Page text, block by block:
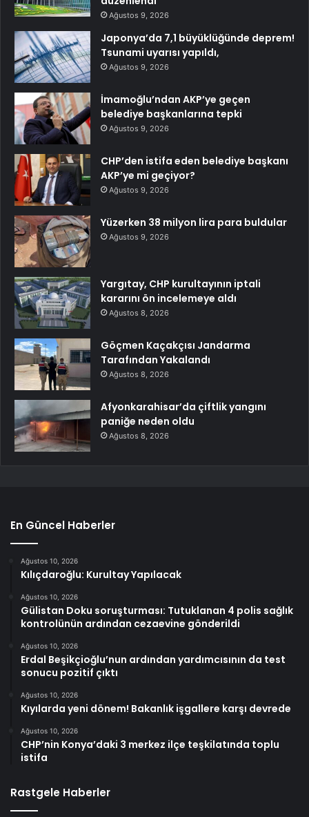
Ağustos 9, 2026
Japonya’da 7,1 büyüklüğünde deprem!
Tsunami uyarısı yapıldı,
Ağustos 9, 2026
İmamoğlu’ndan AKP’ye geçen
belediye başkanlarına tepki
Ağustos 9, 2026
CHP’den istifa eden belediye başkanı
AKP’ye mi geçiyor?
Ağustos 9, 2026
Yüzerken 38 milyon lira para buldular
Ağustos 9, 2026
Yargıtay, CHP kurultayının iptali
kararını ön incelemeye aldı
Ağustos 8, 2026
Göçmen Kaçakçısı Jandarma
Tarafından Yakalandı
Ağustos 8, 2026
Afyonkarahisar’da çiftlik yangını
paniğe neden oldu
Ağustos 8, 2026
En Güncel Haberler
Ağustos 10, 2026
Kılıçdaroğlu: Kurultay Yapılacak
Ağustos 10, 2026
Gülistan Doku soruşturması: Tutuklanan 4 polis sağlık
kontrolünün ardından cezaevine gönderildi
Ağustos 10, 2026
Erdal Beşikçioğlu’nun ardından yardımcısının da test
sonucu pozitif çıktı
Ağustos 10, 2026
Kıyılarda yeni dönem! Bakanlık işgallere karşı devrede
Ağustos 10, 2026
CHP’nin Konya’daki 3 merkez ilçe teşkilatında toplu
istifa
Rastgele Haberler